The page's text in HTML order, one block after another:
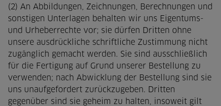
(2) An Abbildungen, Zeichnungen, Berechnungen und
sonstigen Unterlagen behalten wir uns Eigentums-
und Urheberrechte vor; sie dürfen Dritten ohne
unsere ausdrückliche schriftliche Zustimmung nicht
zugänglich gemacht werden. Sie sind ausschließlich
für die Fertigung auf Grund unserer Bestellung zu
verwenden; nach Abwicklung der Bestellung sind sie
uns unaufgefordert zurückzugeben. Dritten
gegenüber sind sie geheim zu halten, insoweit gilt